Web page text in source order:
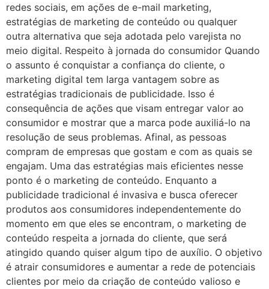
redes sociais, em ações de e-mail marketing,
estratégias de marketing de conteúdo ou qualquer
outra alternativa que seja adotada pelo varejista no
meio digital. Respeito à jornada do consumidor Quando
o assunto é conquistar a confiança do cliente, o
marketing digital tem larga vantagem sobre as
estratégias tradicionais de publicidade. Isso é
consequência de ações que visam entregar valor ao
consumidor e mostrar que a marca pode auxiliá-lo na
resolução de seus problemas. Afinal, as pessoas
compram de empresas que gostam e com as quais se
engajam. Uma das estratégias mais eficientes nesse
ponto é o marketing de conteúdo. Enquanto a
publicidade tradicional é invasiva e busca oferecer
produtos aos consumidores independentemente do
momento em que eles se encontram, o marketing de
conteúdo respeita a jornada do cliente, que será
atingido quando quiser algum tipo de auxílio. O objetivo
é atrair consumidores e aumentar a rede de potenciais
clientes por meio da criação de conteúdo valioso e